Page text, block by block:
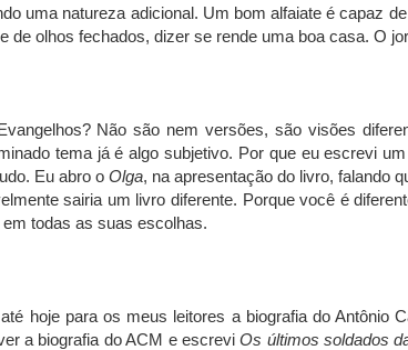
uma natureza adicional. Um bom alfaiate é capaz
de olhos fechados, dizer se rende uma boa casa. O
Não são nem versões, são visões
tema já é algo subjetivo. Por que eu escrevi
Eu abro o Olga, na apresentação do livro, falando
sairia um livro diferente. Porque você é
todas as suas escolhas.
hoje para os meus leitores a biografia do
a biografia do ACM e escreviOs últimos soldados